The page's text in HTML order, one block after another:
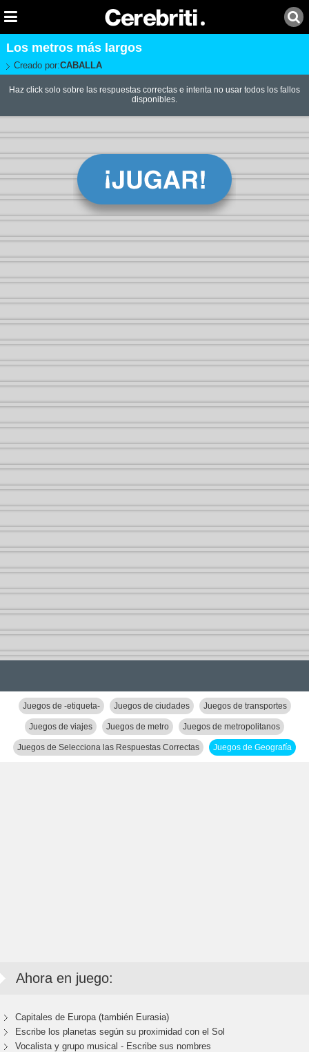
Los metros más largos
Creado por:CABALLA
Haz click solo sobre las respuestas correctas e intenta no usar todos los fallos
disponibles.
Juegos de -etiqueta- Juegos de ciudades Juegos de transportes
Juegos de viajes Juegos de metro Juegos de metropolitanos
Juegos de Selecciona las Respuestas Correctas Juegos de Geografía
Ahora en juego:
Capitales de Europa (también Eurasia)
Escribe los planetas según su proximidad con el Sol
Vocalista y grupo musical - Escribe sus nombres